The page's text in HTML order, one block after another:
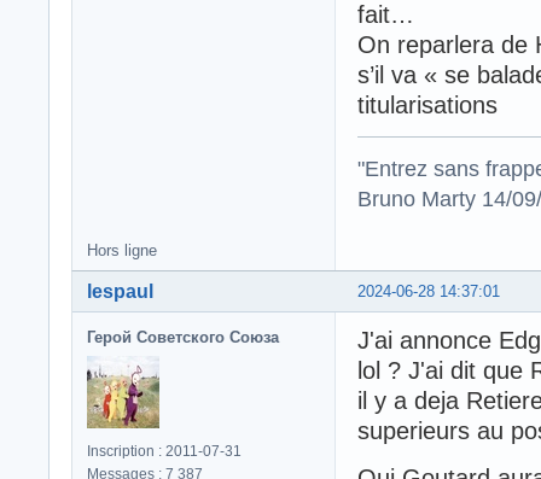
fait…
On reparlera de
s’il va « se
titularisations
"Entrez sans
Bruno Marty 14/
Hors ligne
2024-06-28 14:37:01
lespaul
Герой Советского Союза
Inscription : 2011-07-31
Messages : 7 387
J'ai annonce
lol ? J'ai dit que
il y a deja
superieurs au